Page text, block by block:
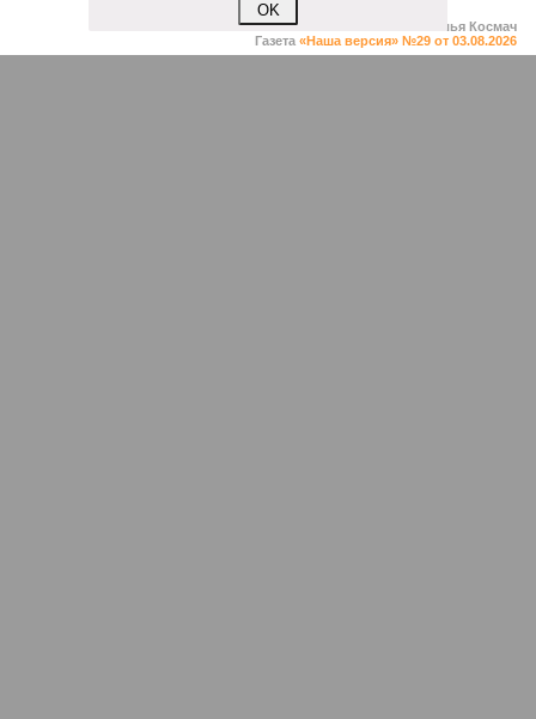
Илья Космач
Газета «Наша версия» №29 от 03.08.2026
Опубликовано:05.08.2026 13:00
OK